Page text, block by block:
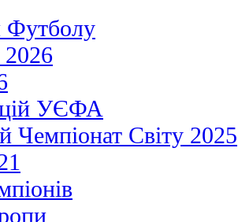
УЄФА
Чемпіонат Світу 2025